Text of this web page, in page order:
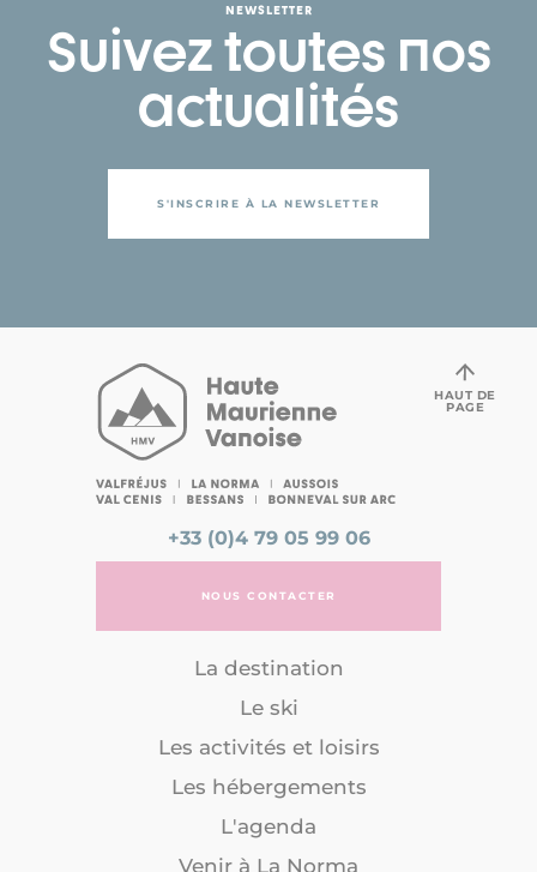
NEWSLETTER
Suivez toutes nos
actualités
S'INSCRIRE À LA NEWSLETTER
+33 (0)4 79 05 99 06
NOUS CONTACTER
La destination
Le ski
Les activités et loisirs
Les hébergements
L'agenda
Venir à La Norma
HAUT DE
PAGE